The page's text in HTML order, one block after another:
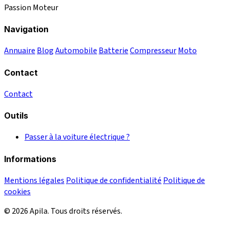
Passion Moteur
Navigation
Annuaire BlogAutomobile BatterieCompresseurMoto
Contact
Contact
Outils
Passer à la voiture électrique ?
Informations
Mentions légales Politique de confidentialité Politique de
cookies
© 2026 Apila. Tous droits réservés.